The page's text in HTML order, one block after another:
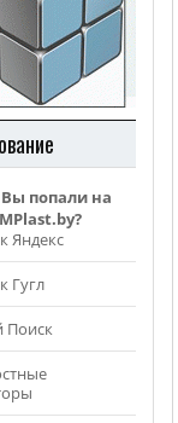
попали на
MPlast.by?
Яндекс
Гугл
Поиск